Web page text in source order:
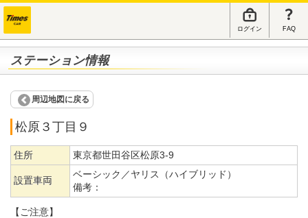
ログイン FAQ
ステーション情報
周辺地図に戻る
松原３丁目９
住所 東京都世田谷区松原3-9
設置車両
ベーシック／ヤリス（ハイブリッド）
備考：
【ご注意】